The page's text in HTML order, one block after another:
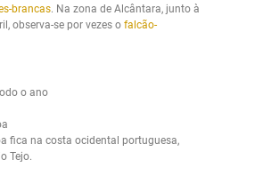
brancas. Na zona de Alcântara, junto à
observa-se por vezes o falcão-
o ano
fica na costa ocidental portuguesa,
Tejo.